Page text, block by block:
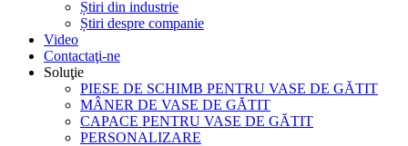
Știri din industrie
Știri despre companie
Video
Contactaţi-ne
Soluţie
PIESE DE SCHIMB PENTRU VASE DE GĂTIT
MÂNER DE VASE DE GĂTIT
CAPACE PENTRU VASE DE GĂTIT
PERSONALIZARE